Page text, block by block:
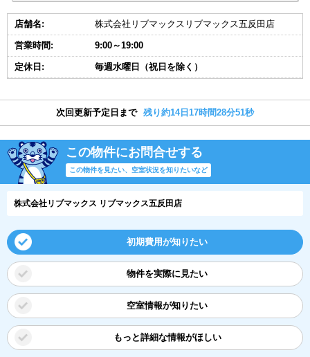
店舗名: 株式会社リブマックスリブマックス五反田店
営業時間: 9:00～19:00
定休日: 毎週水曜日（祝日を除く）
次回更新予定日まで 残り約14日17時間28分51秒
この物件にお問合せする
この物件を見たい、空室状況を知りたいなど
株式会社リブマックス リブマックス五反田店
初期費用が知りたい
物件を実際に見たい
空室情報が知りたい
もっと詳細な情報がほしい